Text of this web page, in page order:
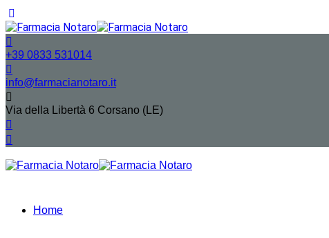
+39 0833 531014
info@farmacianotaro.it
Via della Libertà 6 Corsano (LE)
Home